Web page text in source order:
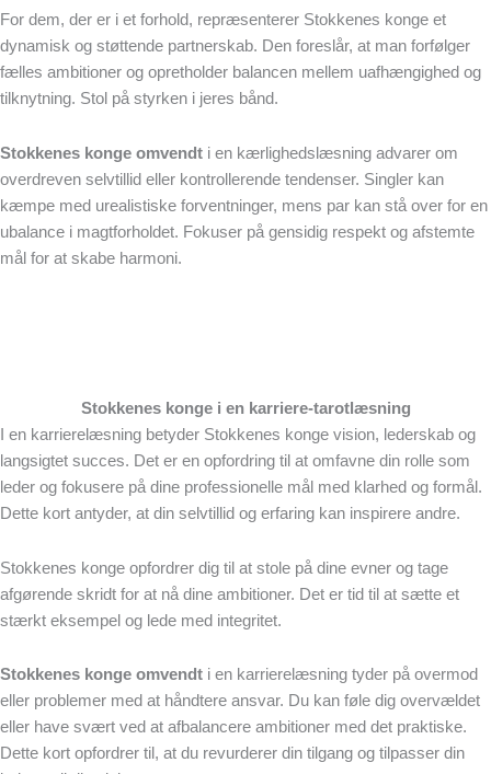
For dem, der er i et forhold, repræsenterer Stokkenes konge et
dynamisk og støttende partnerskab. Den foreslår, at man forfølger
fælles ambitioner og opretholder balancen mellem uafhængighed og
tilknytning. Stol på styrken i jeres bånd.
Stokkenes konge omvendt i en kærlighedslæsning advarer om
overdreven selvtillid eller kontrollerende tendenser. Singler kan
kæmpe med urealistiske forventninger, mens par kan stå over for en
ubalance i magtforholdet. Fokuser på gensidig respekt og afstemte
mål for at skabe harmoni.
Stokkenes konge i en karriere-tarotlæsning
I en karrierelæsning betyder Stokkenes konge vision, lederskab og
langsigtet succes. Det er en opfordring til at omfavne din rolle som
leder og fokusere på dine professionelle mål med klarhed og formål.
Dette kort antyder, at din selvtillid og erfaring kan inspirere andre.
Stokkenes konge opfordrer dig til at stole på dine evner og tage
afgørende skridt for at nå dine ambitioner. Det er tid til at sætte et
stærkt eksempel og lede med integritet.
Stokkenes konge omvendt i en karrierelæsning tyder på overmod
eller problemer med at håndtere ansvar. Du kan føle dig overvældet
eller have svært ved at afbalancere ambitioner med det praktiske.
Dette kort opfordrer til, at du revurderer din tilgang og tilpasser din